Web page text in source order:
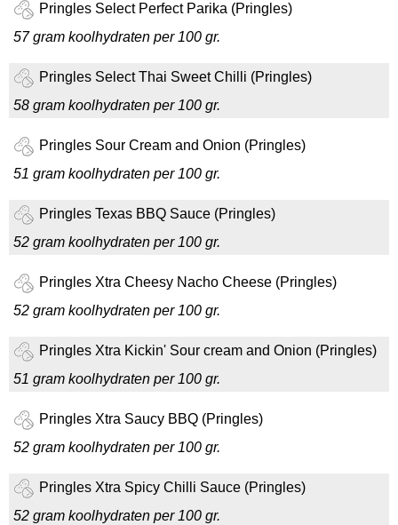
Pringles Select Perfect Parika (Pringles)
57 gram koolhydraten per 100 gr.
Pringles Select Thai Sweet Chilli (Pringles)
58 gram koolhydraten per 100 gr.
Pringles Sour Cream and Onion (Pringles)
51 gram koolhydraten per 100 gr.
Pringles Texas BBQ Sauce (Pringles)
52 gram koolhydraten per 100 gr.
Pringles Xtra Cheesy Nacho Cheese (Pringles)
52 gram koolhydraten per 100 gr.
Pringles Xtra Kickin' Sour cream and Onion (Pringles)
51 gram koolhydraten per 100 gr.
Pringles Xtra Saucy BBQ (Pringles)
52 gram koolhydraten per 100 gr.
Pringles Xtra Spicy Chilli Sauce (Pringles)
52 gram koolhydraten per 100 gr.